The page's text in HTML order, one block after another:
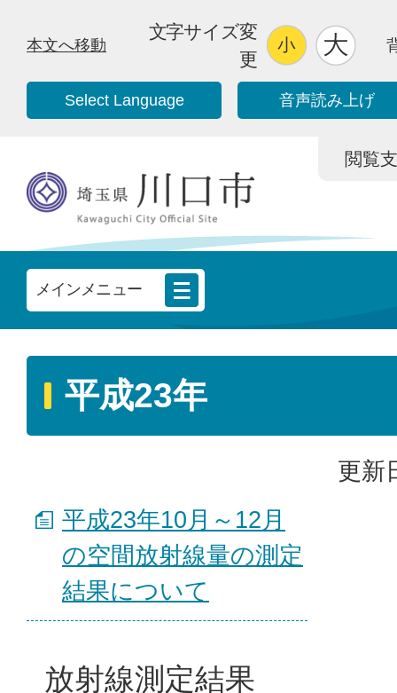
本文へ移動
文字サイズ変
更
Select Language 音声読み上げ
閲覧
メインメニュー
平成23年
更新
平成23年10月～12月
の空間放射線量の測定
結果について
放射線測定結果